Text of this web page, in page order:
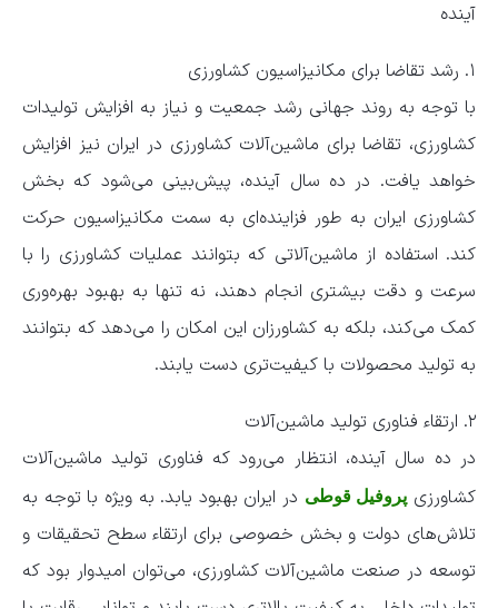
آینده
۱. رشد تقاضا برای مکانیزاسیون کشاورزی
با توجه به روند جهانی رشد جمعیت و نیاز به افزایش تولیدات
کشاورزی، تقاضا برای ماشین‌آلات کشاورزی در ایران نیز افزایش
خواهد یافت. در ده سال آینده، پیش‌بینی می‌شود که بخش
کشاورزی ایران به طور فزاینده‌ای به سمت مکانیزاسیون حرکت
کند. استفاده از ماشین‌آلاتی که بتوانند عملیات کشاورزی را با
سرعت و دقت بیشتری انجام دهند، نه تنها به بهبود بهره‌وری
کمک می‌کند، بلکه به کشاورزان این امکان را می‌دهد که بتوانند
به تولید محصولات با کیفیت‌تری دست یابند.
۲. ارتقاء فناوری تولید ماشین‌آلات
در ده سال آینده، انتظار می‌رود که فناوری تولید ماشین‌آلات
کشاورزیپروفیل قوطی در ایران بهبود یابد. به ویژه با توجه به
تلاش‌های دولت و بخش خصوصی برای ارتقاء سطح تحقیقات و
توسعه در صنعت ماشین‌آلات کشاورزی، می‌توان امیدوار بود که